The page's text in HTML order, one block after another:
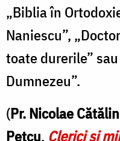
„Biblia în
Naniescu”,
toate durerile”
Dumnezeu”.
(Pr. Nicolae
Petcu, Clerici şi